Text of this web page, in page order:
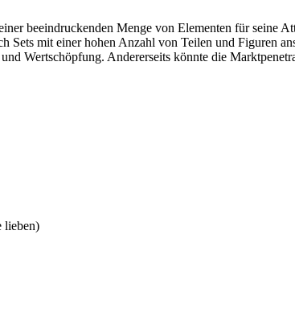
beeindruckenden Menge von Elementen für seine
Sets mit einer hohen Anzahl von Teilen und Figuren
Wertschöpfung. Andererseits könnte die
lieben)